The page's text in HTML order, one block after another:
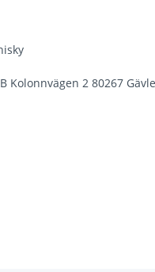
Kolonnvägen 2 80267